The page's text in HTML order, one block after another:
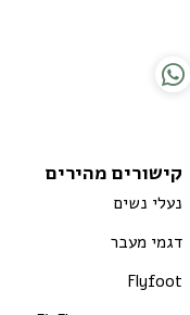
קישורים מהירים
נעלי נשים
דגמי מעבר
Flyfoot